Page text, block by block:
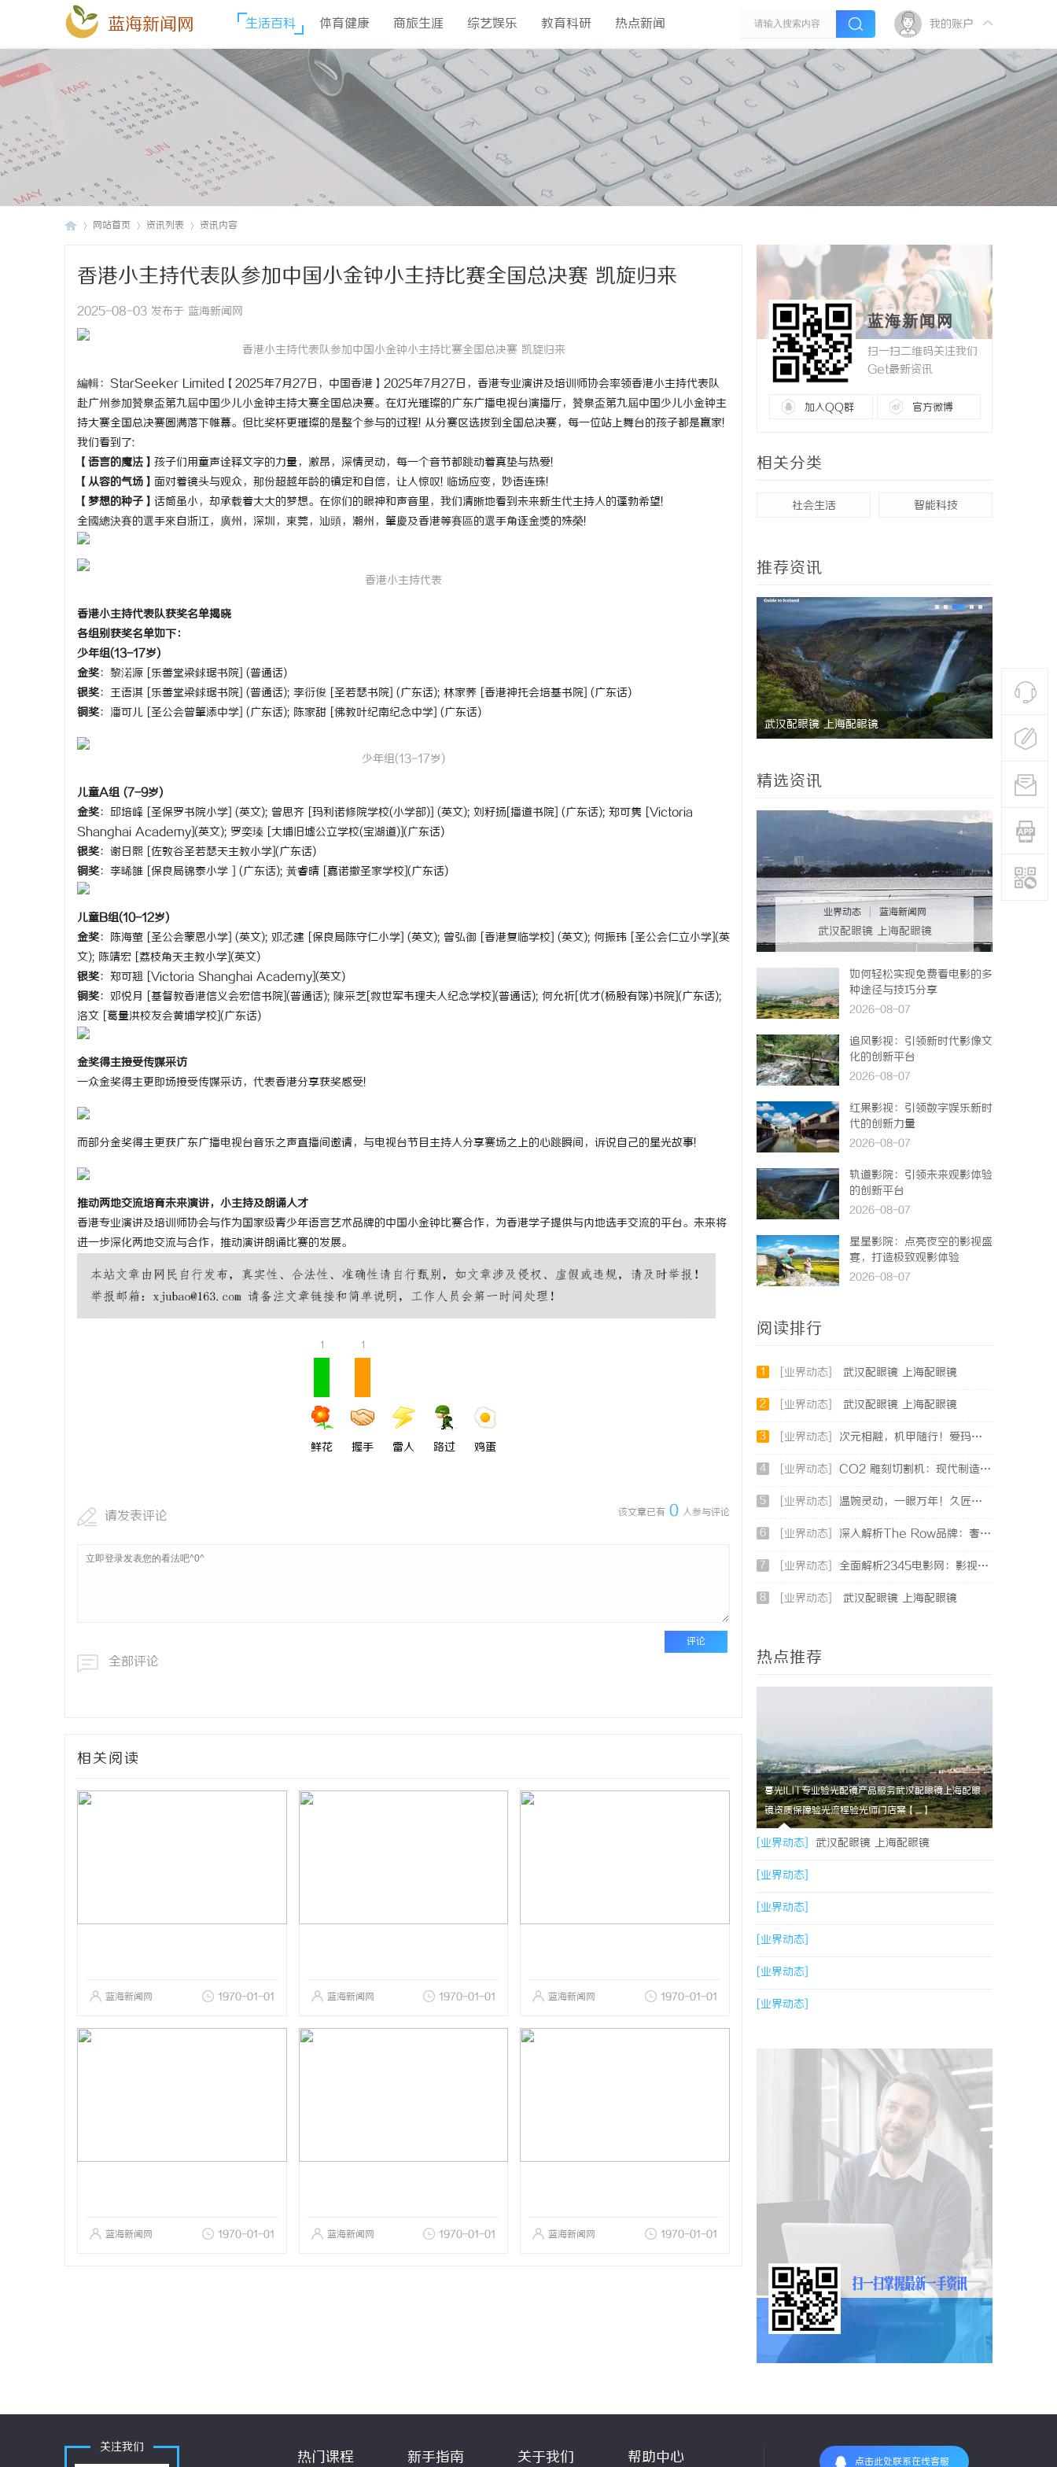
蓝海新闻网 生活百科 体育健康 商旅生涯 综艺娱乐 教育科研 热点新闻 我的账户
网站首页 资讯列表 资讯内容
香港小主持代表队参加中国小金钟小主持比赛全国总决赛 凯旋归来
2025-08-03 发布于 蓝海新闻网
香港小主持代表队参加中国小金钟小主持比赛全国总决赛 凯旋归来
編輯：StarSeeker Limited【2025年7月27日，中国香港】2025年7月27日，香港专业演讲及培训师协会率领香港小主持代表队
赴广州参加贊泉盃第九屆中国少儿小金钟主持大赛全国总决赛。在灯光璀璨的广东广播电视台演播厅，贊泉盃第九屆中国少儿小金钟主
持大赛全国总决赛圆满落下帷幕。但比奖杯更璀璨的是整个参与的过程! 从分赛区选拔到全国总决赛，每一位站上舞台的孩子都是赢家!
我们看到了:
【语言的魔法】 孩子们用童声诠释文字的力量，激昂，深情灵动，每一个音节都跳动着真垫与热爱!
【从容的气场】 面对着镜头与观众，那份超越年龄的镇定和自信，让人惊叹! 临场应变，妙语连珠!
【梦想的种子】 话筒虽小，却承载着大大的梦想。在你们的眼神和声音里，我们清晰地看到未来新生代主持人的蓬勃希望!
全國總決賽的選手來自浙江，廣州，深圳，東莞，汕頭，潮州，肇慶及香港等賽區的選手角逐金獎的殊榮!
香港小主持代表
香港小主持代表队获奖名单揭晓
各组别获奖名单如下：
少年组(13-17岁)
金奖：黎渃源 [乐善堂梁銶琚书院] (普通话)
银奖：王语淇 [乐善堂梁銶琚书院] (普通话); 李衍俊 [圣若瑟书院] (广东话); 林家荞 [香港神托会培基书院] (广东话)
铜奖：潘可儿 [圣公会曾肇添中学] (广东话); 陈家甜 [佛教叶纪南纪念中学] (广东话)
少年组(13-17岁)
儿童A组 (7-9岁)
金奖：邱培峰 [圣保罗书院小学] (英文); 曾思齐 [玛利诺修院学校(小学部)] (英文); 刘籽扬[播道书院] (广东话); 郑可隽 [Victoria
Shanghai Academy](英文); 罗奕瑧 [大埔旧墟公立学校(宝湖道)](广东话)
银奖：谢日熙 [佐敦谷圣若瑟天主教小学](广东话)
铜奖：李晞雒 [保良局锦泰小学 ] (广东话); 黃睿晴 [嘉诺撒圣家学校](广东话)
儿童B组(10-12岁)
金奖：陈海萤 [圣公会蒙恩小学] (英文); 邓孞建 [保良局陈守仁小学] (英文); 曾弘御 [香港复临学校] (英文); 何振玮 [圣公会仁立小学](英
文); 陈靖宏 [荔枝角天主教小学](英文)
银奖：郑可翘 [Victoria Shanghai Academy](英文)
铜奖：邓悦月 [基督教香港信义会宏信书院](普通话); 陳采芝[救世军韦理夫人纪念学校](普通话); 何允祈[优才(杨殷有娣)书院](广东话);
洛文 [葛量洪校友会黄埔学校](广东话)
金奖得主接受传媒采访
一众金奖得主更即场接受传媒采访，代表香港分享获奖感受!
而部分金奖得主更获广东广播电视台音乐之声直播间邀请，与电视台节目主持人分享赛场之上的心跳瞬间，诉说自己的星光故事!
推动两地交流培育未来演讲，小主持及朗诵人才
香港专业演讲及培训师协会与作为国家级青少年语言艺术品牌的中国小金钟比赛合作，为香港学子提供与内地选手交流的平台。未来将
进一步深化两地交流与合作，推动演讲朗诵比赛的发展。
1
鲜花
1
握手 雷人 路过 鸡蛋
该文章已有 0 人参与评论
请发表评论
评论
全部评论
相关阅读
蓝海新闻网 1970-01-01 蓝海新闻网 1970-01-01 蓝海新闻网 1970-01-01
蓝海新闻网 1970-01-01 蓝海新闻网 1970-01-01 蓝海新闻网 1970-01-01
蓝海新闻网
扫一扫二维码关注我们
Get最新资讯
加入QQ群 官方微博
相关分类
社会生活 智能科技
推荐资讯
武汉配眼镜 上海配眼镜 深度解析
业标杆平台
精选资讯
业界动态 蓝海新闻网
武汉配眼镜 上海配眼镜
如何轻松实现免费看电影的多
种途径与技巧分享
2026-08-07
追风影视：引领新时代影像文
化的创新平台
2026-08-07
红果影视：引领数字娱乐新时
代的创新力量
2026-08-07
轨道影院：引领未来观影体验
的创新平台
2026-08-07
星星影院：点亮夜空的影视盛
宴，打造极致观影体验
2026-08-07
阅读排行
1 [业界动态] 武汉配眼镜 上海配眼镜
2 [业界动态] 武汉配眼镜 上海配眼镜
3 [业界动态] 次元相融，机甲随行！爱玛黑翼S360电竞版焕新登场
4 [业界动态] CO2 雕刻切割机：现代制造业的变革者
5 [业界动态] 温婉灵动，一眼万年！久匠量身定制的眉眼唇，才是你整张脸的点睛之笔！淡颜系女生的气质加分项
6 [业界动态] 深入解析The Row品牌：奢华时尚的典范与设计哲学
7 [业界动态] 全面解析2345电影网：影视资源的海量宝库与观影新体验
8 [业界动态] 武汉配眼镜 上海配眼镜
热点推荐
暮光ILIT专业验光配镜产品服务武汉配眼镜上海配眼
镜资质保障验光流程验光师门店案【....】
[业界动态] 武汉配眼镜 上海配眼镜
[业界动态]
[业界动态]
[业界动态]
[业界动态]
[业界动态]
关注我们
热门课程 新手指南 关于我们 帮助中心 点击此处联系在线客服